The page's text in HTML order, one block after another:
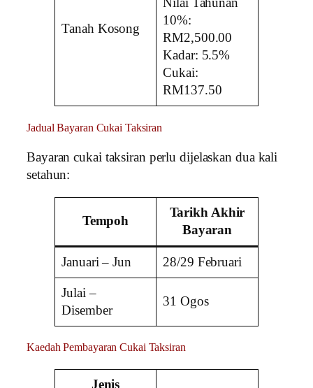
Tanah Kosong
10%:
RM2,500.00
Kadar: 5.5%
Cukai:
RM137.50
Jadual Bayaran Cukai Taksiran
Bayaran cukai taksiran perlu dijelaskan dua kali
setahun:
Tempoh
Tarikh Akhir
Bayaran
Januari – Jun 28/29 Februari
Julai –
Disember
31 Ogos
Kaedah Pembayaran Cukai Taksiran
Jenis